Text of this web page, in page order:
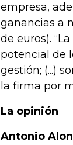
empresa,
ganancias a
de euros).
potencial de
gestión; (...)
la firma por
La opinión
Antonio